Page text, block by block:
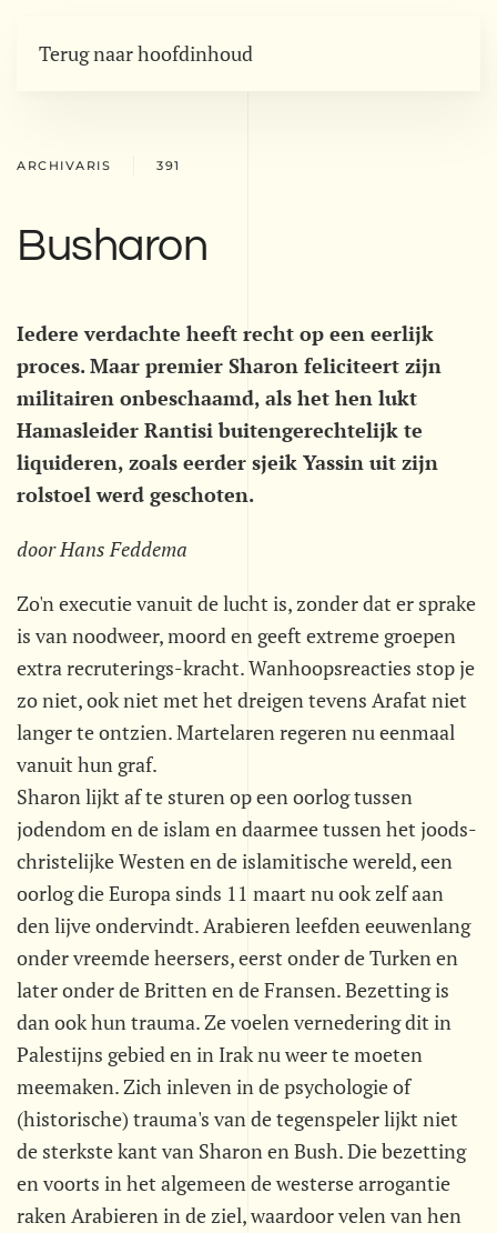
Terug naar hoofdinhoud
ARCHIVARIS 391
Busharon
Iedere verdachte heeft recht op een eerlijk
proces. Maar premier Sharon feliciteert zijn
militairen onbeschaamd, als het hen lukt
Hamasleider Rantisi buitengerechtelijk te
liquideren, zoals eerder sjeik Yassin uit zijn
rolstoel werd geschoten.
door Hans Feddema
Zo'n executie vanuit de lucht is, zonder dat er sprake
is van noodweer, moord en geeft extreme groepen
extra recruterings-kracht. Wanhoopsreacties stop je
zo niet, ook niet met het dreigen tevens Arafat niet
langer te ontzien. Martelaren regeren nu eenmaal
vanuit hun graf.
Sharon lijkt af te sturen op een oorlog tussen
jodendom en de islam en daarmee tussen het joods-
christelijke Westen en de islamitische wereld, een
oorlog die Europa sinds 11 maart nu ook zelf aan
den lijve ondervindt. Arabieren leefden eeuwenlang
onder vreemde heersers, eerst onder de Turken en
later onder de Britten en de Fransen. Bezetting is
dan ook hun trauma. Ze voelen vernedering dit in
Palestijns gebied en in Irak nu weer te moeten
meemaken. Zich inleven in de psychologie of
(historische) trauma's van de tegenspeler lijkt niet
de sterkste kant van Sharon en Bush. Die bezetting
en voorts in het algemeen de westerse arrogantie
raken Arabieren in de ziel, waardoor velen van hen